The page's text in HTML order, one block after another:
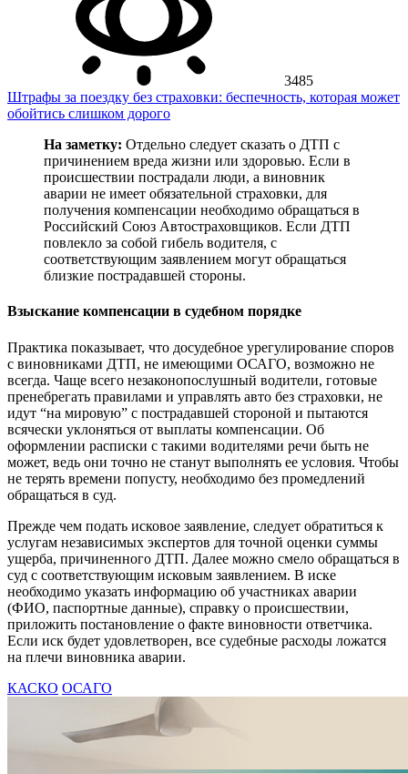
3485
Штрафы за поездку без страховки: беспечность, которая может
обойтись слишком дорого
На заметку: Отдельно следует сказать о ДТП с
причинением вреда жизни или здоровью. Если в
происшествии пострадали люди, а виновник
аварии не имеет обязательной страховки, для
получения компенсации необходимо обращаться в
Российский Союз Автостраховщиков. Если ДТП
повлекло за собой гибель водителя, с
соответствующим заявлением могут обращаться
близкие пострадавшей стороны.
Взыскание компенсации в судебном порядке
Практика показывает, что досудебное урегулирование споров
с виновниками ДТП, не имеющими ОСАГО, возможно не
всегда. Чаще всего незаконопослушный водители, готовые
пренебрегать правилами и управлять авто без страховки, не
идут “на мировую” с пострадавшей стороной и пытаются
всячески уклоняться от выплаты компенсации. Об
оформлении расписки с такими водителями речи быть не
может, ведь они точно не станут выполнять ее условия. Чтобы
не терять времени попусту, необходимо без промедлений
обращаться в суд.
Прежде чем подать исковое заявление, следует обратиться к
услугам независимых экспертов для точной оценки суммы
ущерба, причиненного ДТП. Далее можно смело обращаться в
суд с соответствующим исковым заявлением. В иске
необходимо указать информацию об участниках аварии
(ФИО, паспортные данные), справку о происшествии,
приложить постановление о факте виновности ответчика.
Если иск будет удовлетворен, все судебные расходы ложатся
на плечи виновника аварии.
КАСКО ОСАГО